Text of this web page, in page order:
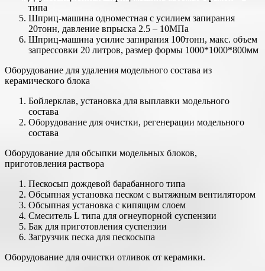
типа
Шприц-машина одноместная с усилием запирания
20тонн, давление впрыска 2.5 – 10МПа
Шприц-машина усилие запирания 100тонн, макс. объем
запрессовки 20 литров, размер формы 1000*1000*800мм
Оборудование для удаления модельного состава из
керамического блока
Бойлерклав, установка для выплавки модельного
состава
Оборудование для очистки, регенерации модельного
состава
Оборудование для обсыпки модельных блоков,
приготовления раствора
Пескосып дождевой барабанного типа
Обсыпная установка песком с вытяжным вентилятором
Обсыпная установка с кипящим слоем
Смеситель L типа для огнеупорной суспензии
Бак для приготовления суспензии
Загрузчик песка для пескосыпа
Оборудование для очистки отливок от керамики.